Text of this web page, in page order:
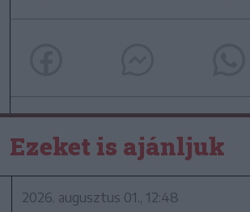
Ezeket is ajánljuk
2026. augusztus 01., 12:48